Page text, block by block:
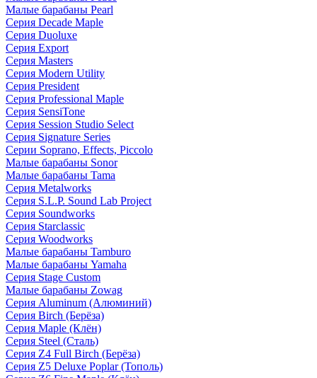
Малые барабаны Pearl
Серия Decade Maple
Серия Duoluxe
Серия Export
Серия Masters
Серия Modern Utility
Серия President
Серия Professional Maple
Серия SensiTone
Серия Session Studio Select
Серия Signature Series
Серии Soprano, Effects, Piccolo
Малые барабаны Sonor
Малые барабаны Tama
Серия Metalworks
Серия S.L.P. Sound Lab Project
Серия Soundworks
Серия Starclassic
Серия Woodworks
Малые барабаны Tamburo
Малые барабаны Yamaha
Серия Stage Custom
Малые барабаны Zowag
Серия Aluminum (Алюминий)
Серия Birch (Берёза)
Серия Maple (Клён)
Серия Steel (Сталь)
Серия Z4 Full Birch (Берёза)
Серия Z5 Deluxe Poplar (Тополь)